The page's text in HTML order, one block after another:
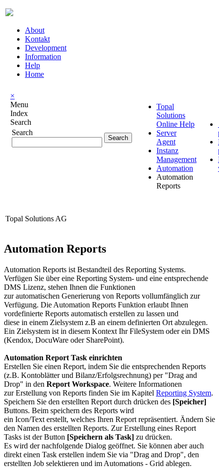
About
Kontakt
Development
Information
Help
Home
×
Menu
Index
Search
Search
Topal
Solutions
Online Help
Server
Agent
Instanz
Management
Automation
Automation
Reports
Topal Solutions AG
Automation Reports
Automation Reports ist Bestandteil des Reporting Systems.
Verfügen Sie über eine Reporting System- und eine entsprechende
DMS Lizenz, stehen Ihnen die Funktionen
zur automatischen Generierung von Reports vollumfänglich zur
Verfügung. Die Automation Reports Funktion erlaubt Ihnen
vordefinierte Reports automatisch erstellen zu lassen und
diese in einem Zielsystem z.B an einem definierten Ort abzulegen.
Ein Zielsystem ist in diesem Kontext Ihr FileSystem oder ein DMS
(Kendox, DocuWare oder SharePoint).
Automation Report Task einrichten
Erstellen Sie einen Report, indem Sie die entsprechenden Reports
(z.B. Kontoblätter und Bilanz/Erfolgsrechnung) per "Drag and
Drop" in den Report Workspace. Weitere Informationen
zur Erstellung von Reports finden Sie im Kapitel Reporting System.
Speichern Sie den erstellten Report durch drücken des [Speicher]
Buttons. Beim speichern des Reports wird
ein Icon/Text erstellt, welches Ihren Report repräsentiert. Ändern Sie
den Namen des erstellten Reports. Zur Erstellung eines Report
Tasks ist der Button [Speichern als Task] zu drücken.
Es wird der nachfolgende Dialog geöffnet. Sie können aber auch
direkt einen Task erstellen indem Sie via "Drag and Drop", den
erstellten Job selektieren und im Automations - Grid ablegen.